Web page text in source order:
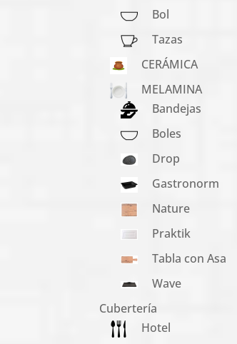
Bol
Tazas
CERÁMICA
MELAMINA
Bandejas
Boles
Drop
Gastronorm
Nature
Praktik
Tabla con Asa
Wave
Cubertería
Hotel